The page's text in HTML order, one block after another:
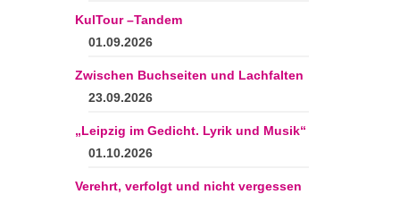
KulTour –Tandem
01.09.2026
Zwischen Buchseiten und Lachfalten
23.09.2026
„Leipzig im Gedicht. Lyrik und Musik“
01.10.2026
Verehrt, verfolgt und nicht vergessen